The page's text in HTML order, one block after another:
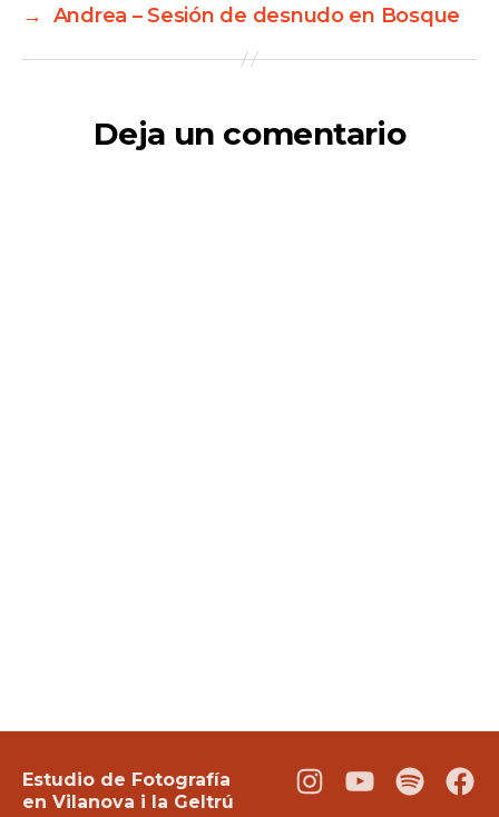
→ Andrea – Sesión de desnudo en Bosque
Deja un comentario
Estudio de Fotografía
en Vilanova i la Geltrú
Instagram
YoutubePodcast